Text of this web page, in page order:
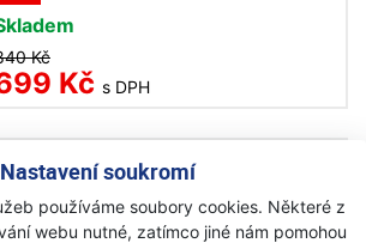
Nastavení soukromí
používáme soubory cookies. Některé z
webu nutné, zatímco jiné nám pomohou
Kč
Kč s DPH
Fiskars Nůžky na trávu S50
111090
Akce